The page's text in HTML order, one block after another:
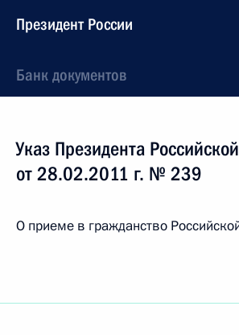
Президент России
Банк документов
Указ Президента
от 28.02.2011 г. № 239
О приеме в гражданство